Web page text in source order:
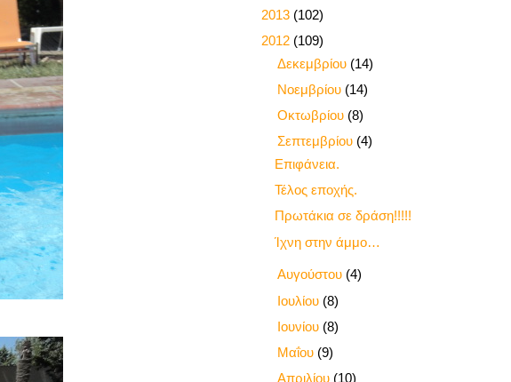
2013 (102)
2012 (109)
Δεκεμβρίου (14)
Νοεμβρίου (14)
Οκτωβρίου (8)
Σεπτεμβρίου (4)
Επιφάνεια.
Τέλος εποχής.
Πρωτάκια σε δράση!!!!!
Ίχνη στην άμμο…
Αυγούστου (4)
Ιουλίου (8)
Ιουνίου (8)
Μαΐου (9)
Απριλίου (10)